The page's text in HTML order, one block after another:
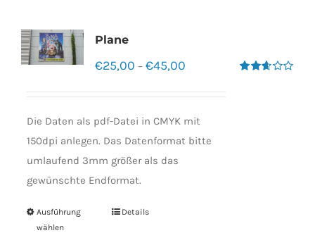
Plane
€25,00 – €45,00
Die Daten als pdf-Datei in CMYK mit
150dpi anlegen. Das Datenformat bitte
umlaufend 3mm größer als das
gewünschte Endformat.
Ausführung
wählen
Details